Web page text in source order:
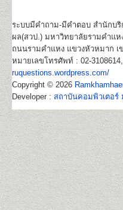
ระบบมีคำถาม-มีคำตอบ สำนักบริ
ผล(สวป.) มหาวิทยาลัยรามคำแห
ถนนรามคำแหง แขวงหัวหมาก เ
หมายเลขโทรศัพท์ : 02-
ruquestions.wordpress.com/
Copyright © 2026
Developer : สถาบันคอมพิวเตอร์